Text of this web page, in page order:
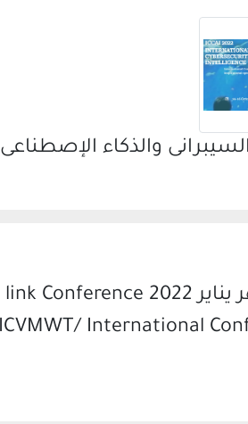
والذكاء الإصطناعى
مؤتمرات علمية لشهر يناير 2022 link Conference
International